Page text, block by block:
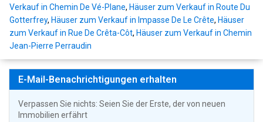
Verkauf in Chemin De Vé-Plane, Häuser zum Verkauf in Route Du
Gotterfrey, Häuser zum Verkauf in Impasse De Le Crête, Häuser
zum Verkauf in Rue De Crêta-Côt, Häuser zum Verkauf in Chemin
Jean-Pierre Perraudin
E-Mail-Benachrichtigungen erhalten
Verpassen Sie nichts: Seien Sie der Erste, der von neuen
Immobilien erfährt